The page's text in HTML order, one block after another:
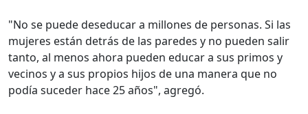
"No se puede deseducar a millones de personas. Si las
mujeres están detrás de las paredes y no pueden salir
tanto, al menos ahora pueden educar a sus primos y
vecinos y a sus propios hijos de una manera que no
podía suceder hace 25 años", agregó.